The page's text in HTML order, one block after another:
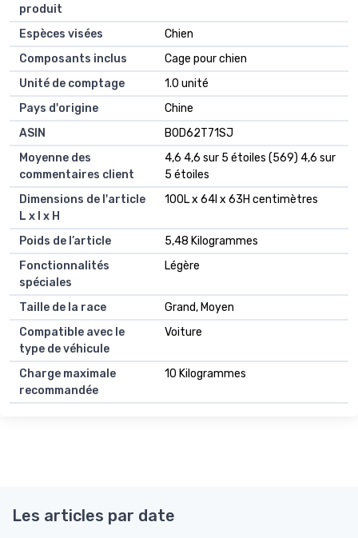
produit
Espèces visées
Chien
Composants inclus
Cage pour chien
Unité de comptage
1.0 unité
Pays d'origine
Chine
ASIN
B0D62T71SJ
Moyenne des
commentaires client
4,6 4,6 sur 5 étoiles (569) 4,6 sur
5 étoiles
Dimensions de l'article
L x l x H
100L x 64l x 63H centimètres
Poids de l’article
5,48 Kilogrammes
Fonctionnalités
spéciales
Légère
Taille de la race
Grand, Moyen
Compatible avec le
type de véhicule
Voiture
Charge maximale
recommandée
10 Kilogrammes
Les articles par date